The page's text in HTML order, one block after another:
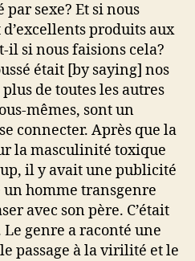
sexe? Et si nous
produits aux
il si nous faisions cela?
était [by saying] nos
de toutes les autres
mêmes, sont un
connecter. Après que la
la masculinité toxique
il y avait une publicité
homme transgenre
avec son père. C’était
genre a raconté une
passage à la virilité et le